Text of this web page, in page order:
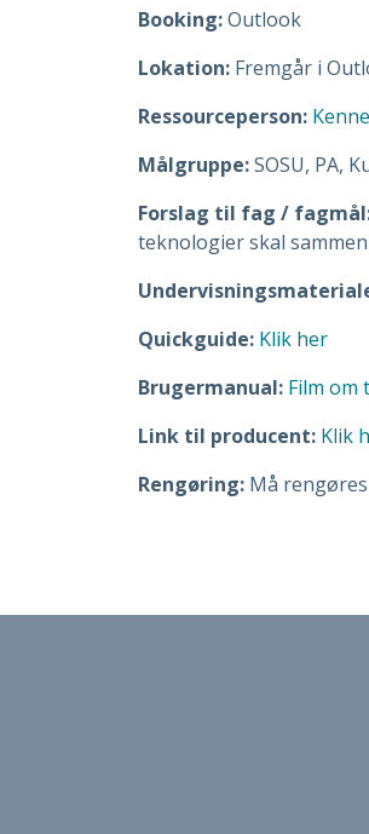
Booking:Outlook
Lokation: Fremgår i
Ressourceperson:
Målgruppe:SOSU, PA,
Forslag til fag /
teknologier skal
Quickguide: Klik her
Brugermanual: Film om
Link til producent: Klik
Rengøring: Må